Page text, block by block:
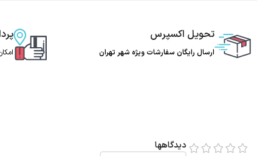
تحویل اکسپرس
ارسال رایگان سفارشات ویژه شهر تهران
دیدگاهها